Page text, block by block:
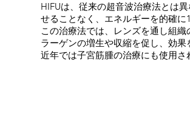
HIFUは、従来の超音波治療法とは
せることなく、エネルギーを的確に
この治療法では、レンズを通し組
ラーゲンの増生や収縮を促し、効果
近年では子宮筋腫の治療にも使用さ